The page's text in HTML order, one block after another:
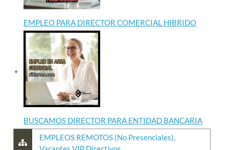
EMPLEO PARA DIRECTOR COMERCIAL HIBRIDO
BUSCAMOS DIRECTOR PARA ENTIDAD BANCARIA
EMPLEOS REMOTOS (No Presenciales),